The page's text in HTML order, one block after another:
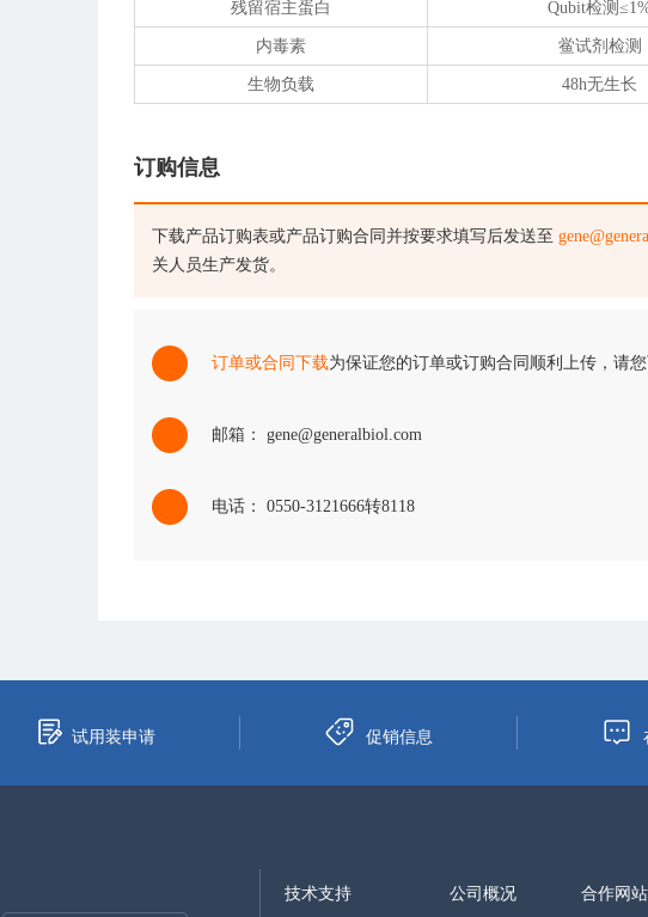
残留宿主蛋白 Qubit检测
内毒素 鲎试剂检测
生物负载 48h无生长
订购信息
下载产品订购表或产品订购合同并按要求填写后发送至
关人员生产发货。
订单或合同下载为保证您的订单或订购合同顺利上传，请
邮箱： gene@generalbiol.com
电话： 0550-3121666转8118
试用装申请 促销信息
技术支持 公司概况 合作网站